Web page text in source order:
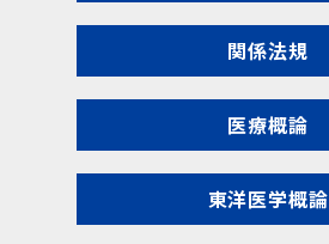
関係法規
医療概論
東洋医学概論